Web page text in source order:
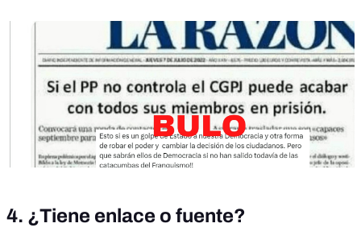
4. ¿Tiene enlace o fuente?